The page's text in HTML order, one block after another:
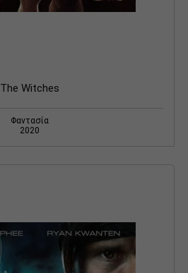
The Witches
Φαντασία
2020